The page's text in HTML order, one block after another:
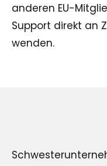
anderen EU-
Support direkt an
wenden.